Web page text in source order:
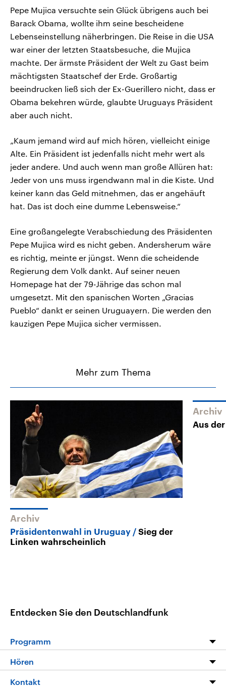
Pepe Mujica versuchte sein Glück übrigens auch bei
Barack Obama, wollte ihm seine bescheidene
Lebenseinstellung näherbringen. Die Reise in die USA
war einer der letzten Staatsbesuche, die Mujica
machte. Der ärmste Präsident der Welt zu Gast beim
mächtigsten Staatschef der Erde. Großartig
beeindrucken ließ sich der Ex-Guerillero nicht, dass er
Obama bekehren würde, glaubte Uruguays Präsident
aber auch nicht.
„Kaum jemand wird auf mich hören, vielleicht einige
Alte. Ein Präsident ist jedenfalls nicht mehr wert als
jeder andere. Und auch wenn man große Allüren hat:
Jeder von uns muss irgendwann mal in die Kiste. Und
keiner kann das Geld mitnehmen, das er angehäuft
hat. Das ist doch eine dumme Lebensweise.“
Eine großangelegte Verabschiedung des Präsidenten
Pepe Mujica wird es nicht geben. Andersherum wäre
es richtig, meinte er jüngst. Wenn die scheidende
Regierung dem Volk dankt. Auf seiner neuen
Homepage hat der 79-Jährige das schon mal
umgesetzt. Mit den spanischen Worten „Gracias
Pueblo“ dankt er seinen Uruguayern. Die werden den
kauzigen Pepe Mujica sicher vermissen.
Mehr zum Thema
Archiv
Präsidentenwahl in Uruguay
Sieg der
Linken wahrscheinlich
Archiv
Aus
Entdecken Sie den Deutschlandfunk
Programm
Programm
Hören
Livestream
Kontakt